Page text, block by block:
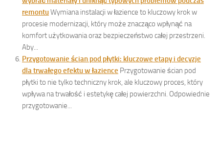
remontuWymiana instalacji w łazience to kluczowy krok w
procesie modernizacji, który może znacząco wpłynąć na
komfort użytkowania oraz bezpieczeństwo całej przestrzeni.
Aby...
Przygotowanie ścian pod płytki: kluczowe etapy i decyzje
dla trwałego efektu w łazience Przygotowanie ścian pod
płytki to nie tylko techniczny krok, ale kluczowy proces, który
wpływa na trwałość i estetykę całej powierzchni. Odpowiednie
przygotowanie...